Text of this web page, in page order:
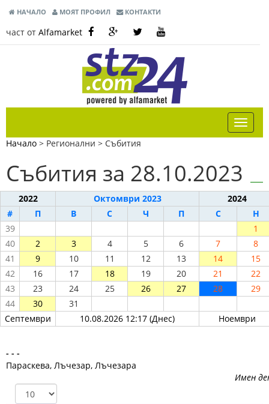
НАЧАЛО МОЯТ ПРОФИЛ КОНТАКТИ
част от Alfamarket
Начало > Регионални > Събития
Събития за 28.10.2023
2022 Октомври 2023
2024
#
П В С Ч П С
Н
39
1
40
2 3 4 5 6 7
8
41
9 10 11 12 13 14
15
42
16 17 18 19 20 21
22
43
23 24 25 26 27 28
29
44
30
31
Септември
10.08.2026 12:17 (Днес) Ноември
- - -
Параскева, Лъчезар, Лъчезара
Имен